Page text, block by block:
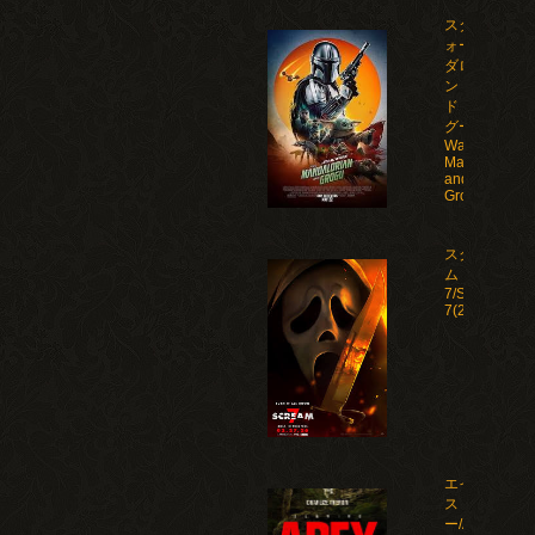
スター・ウ
ォーズ マン
ダロリア
ン・アン
ド・グロー
グー/Star
Wars: The
Mandalorian
and
Grogu(2026)
スクリー
ム
7/Scream
7(2026)
エイペック
ス・プレデタ
ー/